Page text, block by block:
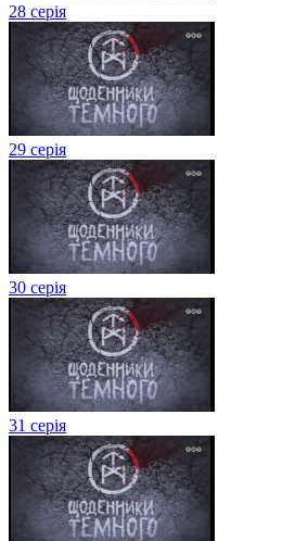
28 серія
29 серія
30 серія
31 серія